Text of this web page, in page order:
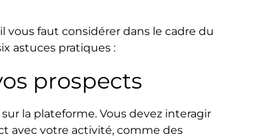
vous faut considérer dans le cadre du
astuces pratiques :
prospects
sur la plateforme. Vous devez interagir
avec votre activité, comme des